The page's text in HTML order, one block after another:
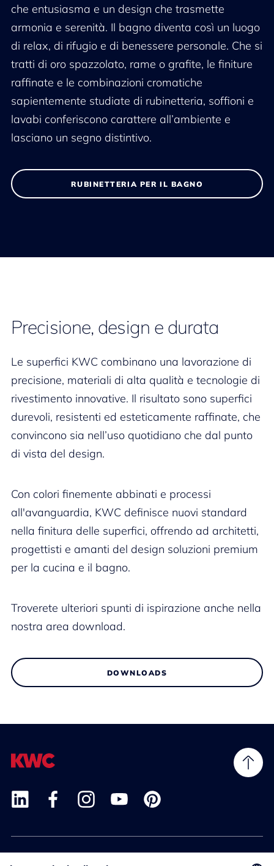
che entusiasma e un design che trasmette
armonia e serenità. Il bagno diventa così un luogo
di relax, di rifugio e di benessere personale. Che si
tratti di oro spazzolato, rame o grafite, le finiture
raffinate e le combinazioni cromatiche
sapientemente studiate di rubinetteria, soffioni e
lavabi conferiscono carattere all’ambiente e
lasciano un segno distintivo.
RUBINETTERIA PER IL BAGNO
Precisione, design e durata
Le superfici KWC combinano una lavorazione di
precisione, materiali di alta qualità e tecnologie di
rivestimento innovative. Il risultato sono superfici
durevoli, resistenti ed esteticamente raffinate, che
convincono sia nell’uso quotidiano che dal punto
di vista del design.
Con colori finemente abbinati e processi
all'avanguardia, KWC definisce nuovi standard
nella finitura delle superfici, offrendo ad architetti,
progettisti e amanti del design soluzioni premium
per la cucina e il bagno.
Troverete ulteriori spunti di ispirazione anche nella
nostra area download.
DOWNLOADS